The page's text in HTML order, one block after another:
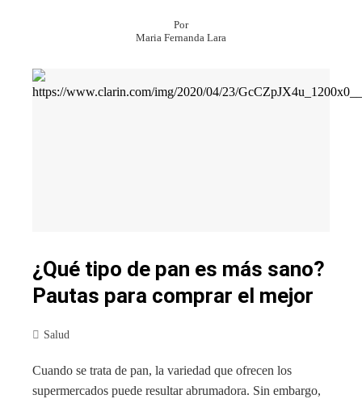
Por
Maria Fernanda Lara
¿Qué tipo de pan es más sano?
Pautas para comprar el mejor
Salud
Cuando se trata de pan, la variedad que ofrecen los
supermercados puede resultar abrumadora. Sin embargo,